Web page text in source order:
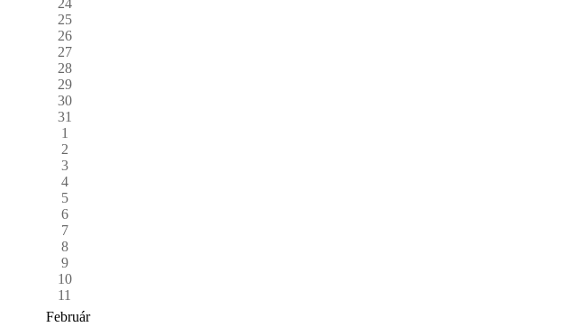
25
26
27
28
29
30
31
1
2
3
4
5
6
7
8
9
10
11
Február